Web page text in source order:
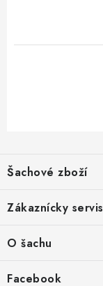
á
p
a
Šachové zboží
Zákaznícky servis
Výhody nákupu u nás
O šachu
Facebook